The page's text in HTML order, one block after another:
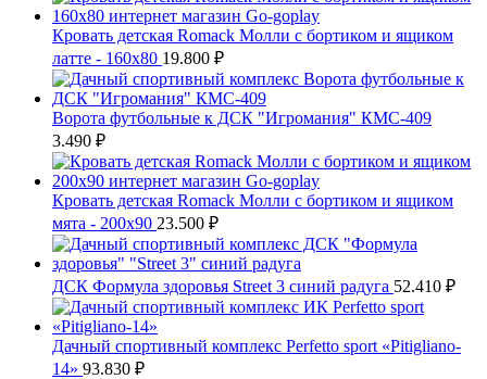
Кровать детская Romack Молли с бортиком и ящиком
латте - 160x80 19.800 ₽
Ворота футбольные к ДСК "Игромания" КМС-409
3.490 ₽
Кровать детская Romack Молли с бортиком и ящиком
мята - 200x90 23.500 ₽
ДСК Формула здоровья Street 3 синий радуга 52.410 ₽
Дачный спортивный комплекс Perfetto sport «Pitigliano-
14» 93.830 ₽